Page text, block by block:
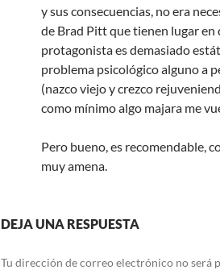
y sus consecuencias, no era
de Brad Pitt que tienen lugar
protagonista es demasiado
problema psicológico alguno a
(nazco viejo y crezco
como mínimo algo majara me
Pero bueno, es recomendable,
muy amena.
DEJA UNA RESPUESTA
Tu dirección de correo electrónico no será